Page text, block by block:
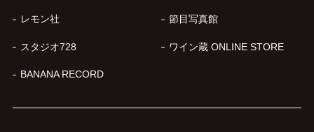
レモン社 節目写真館
スタジオ728 ワイン蔵 ONLINE STORE
BANANA RECORD